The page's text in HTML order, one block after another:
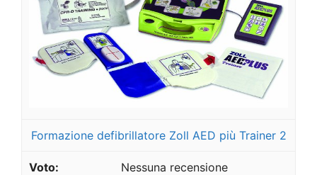
Formazione defibrillatore Zoll AED più Trainer 2
Nessuna recensione